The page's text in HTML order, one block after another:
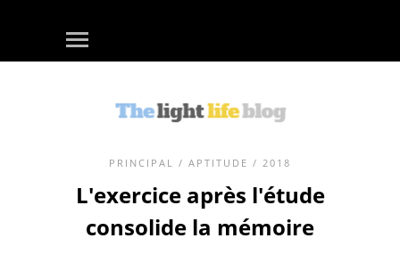
PRINCIPAL / APTITUDE / 2018
L'exercice après l'étude
consolide la mémoire